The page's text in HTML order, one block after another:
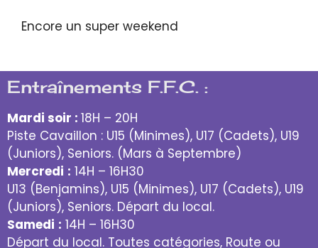
Encore un super weekend
Entraînements F.F.C. :
Mardi soir : 18H – 20H
Piste Cavaillon : U15 (Minimes), U17 (Cadets), U19
(Juniors), Seniors. (Mars à Septembre)
Mercredi : 14H – 16H30
U13 (Benjamins), U15 (Minimes), U17 (Cadets), U19
(Juniors), Seniors. Départ du local.
Samedi : 14H – 16H30
Départ du local. Toutes catégories, Route ou